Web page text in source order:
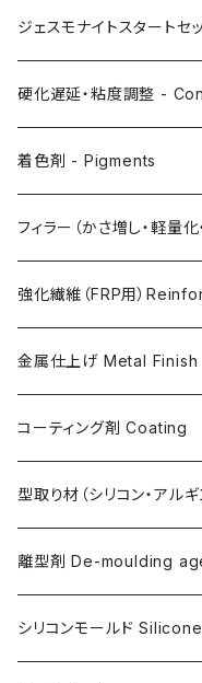
AC100
AC200
AC730
FLEX METAL
ジェスモナイトスタート
硬化遅延・粘度調整 -
Retarder（硬化遅延剤）
Thixotrope for AC100（増
Softener for AC730 (粘
着色剤 - Pigments
Jesmonite製Pigments
日本製Pigments
フィラー（かさ増し・軽量
強化繊維（FRP用）
ガラス繊維 AC100用
ガラス繊維 AC730用
天然繊維 AC100/AC730
金属仕上げ Metal Finish
Metal Filler (AC100用金
Flex Metal (AC730ベー
金属仕上げ副資材
コーティング剤 Coating
アクリリックシーラー
AQSコートAC100用
フレキシガードシーラー
型取り材（シリコン・アル
シリコン
アルギン酸塩（アルジネー
離型剤 De-moulding
シリコンモールド